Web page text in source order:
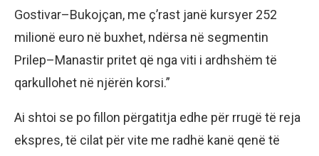
Gostivar–Bukojçan, me ç’rast janë kursyer 252
milionë euro në buxhet, ndërsa në segmentin
Prilep–Manastir pritet që nga viti i ardhshëm të
qarkullohet në njërën korsi.”
Ai shtoi se po fillon përgatitja edhe për rrugë të reja
ekspres, të cilat për vite me radhë kanë qenë të